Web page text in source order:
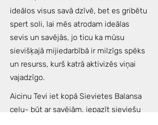
ideālos visus savā dzīvē, bet es gribētu
spert soli, lai mēs atrodam ideālas
sevis un savējās, jo ticu ka mūsu
sievišķajā mijiedarbībā ir milzīgs spēks
un resurss, kurš katrā aktivizēs viņai
vajadzīgo.
Aicinu Tevi iet kopā Sievietes Balansa
ceļu- būt ar savējām, iepazīt sieviešu